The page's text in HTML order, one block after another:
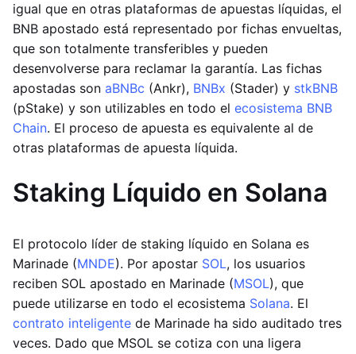
igual que en otras plataformas de apuestas líquidas, el
BNB apostado está representado por fichas envueltas,
que son totalmente transferibles y pueden
desenvolverse para reclamar la garantía. Las fichas
apostadas son aBNBc (Ankr), BNBx (Stader) y stkBNB
(pStake) y son utilizables en todo el ecosistema BNB
Chain. El proceso de apuesta es equivalente al de
otras plataformas de apuesta líquida.
Staking Líquido en Solana
El protocolo líder de staking líquido en Solana es
Marinade (MNDE). Por apostar SOL, los usuarios
reciben SOL apostado en Marinade (MSOL), que
puede utilizarse en todo el ecosistema Solana. El
contrato inteligente de Marinade ha sido auditado tres
veces. Dado que MSOL se cotiza con una ligera